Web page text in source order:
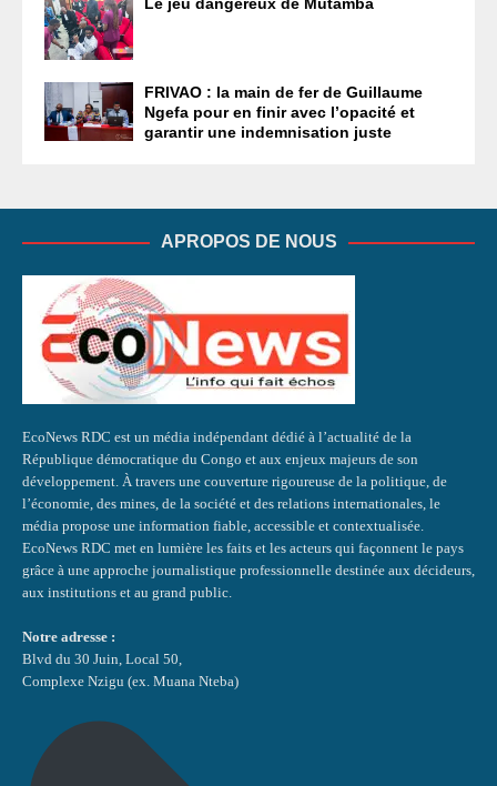
FRIVAO : la main de fer de Guillaume
Ngefa pour en finir avec l’opacité et
garantir une indemnisation juste
APROPOS DE NOUS
EcoNews RDC est un média indépendant dédié à l’actualité de la
République démocratique du Congo et aux enjeux majeurs de son
développement. À travers une couverture rigoureuse de la politique, de
l’économie, des mines, de la société et des relations internationales, le
média propose une information fiable, accessible et contextualisée.
EcoNews RDC met en lumière les faits et les acteurs qui façonnent le pays
grâce à une approche journalistique professionnelle destinée aux décideurs,
aux institutions et au grand public.
Notre adresse :
Blvd du 30 Juin, Local 50,
Complexe Nzigu (ex. Muana Nteba)